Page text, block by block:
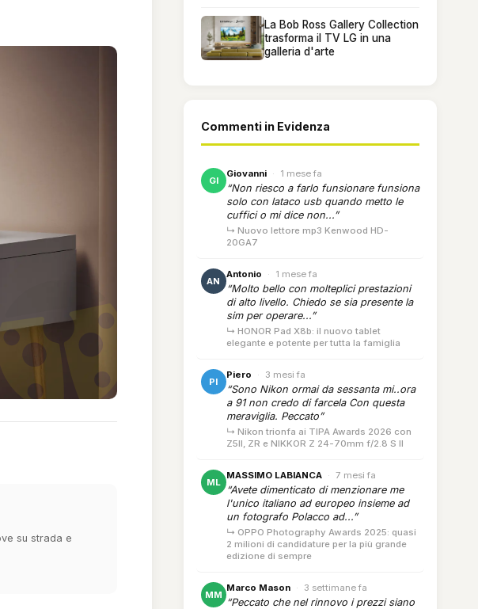
su strada e
La Bob Ross Gallery Collection
trasforma il TV LG in una
galleria d'arte
Commenti in Evidenza
GI
Giovanni · 1 mese fa
“Non riesco a farlo funsionare funsiona
solo con lataco usb quando metto le
cuffici o mi dice non...”
↳ Nuovo lettore mp3 Kenwood HD-
20GA7
AN
Antonio · 1 mese fa
“Molto bello con molteplici prestazioni
di alto livello. Chiedo se sia presente la
sim per operare...”
↳ HONOR Pad X8b: il nuovo tablet
elegante e potente per tutta la famiglia
PI
Piero · 3 mesi fa
“Sono Nikon ormai da sessanta mi..ora
a 91 non credo di farcela Con questa
meraviglia. Peccato”
↳ Nikon trionfa ai TIPA Awards 2026 con
Z5II, ZR e NIKKOR Z 24-70mm f/2.8 S II
ML
MASSIMO LABIANCA · 7 mesi fa
“Avete dimenticato di menzionare me
l'unico italiano ad europeo insieme ad
un fotografo Polacco ad...”
↳ OPPO Photography Awards 2025: quasi
2 milioni di candidature per la più grande
edizione di sempre
MM
Marco Mason · 3 settimane fa
“Peccato che nel rinnovo i prezzi siano